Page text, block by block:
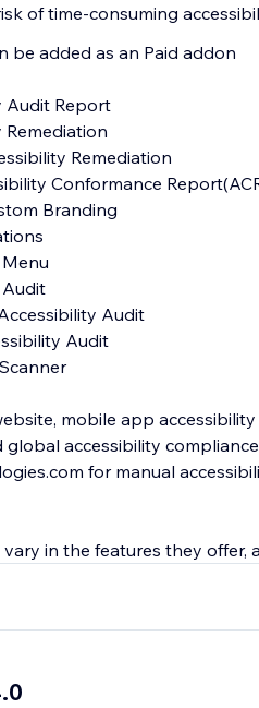
of time-consuming
be added as an Paid addon
mobile app accessibility
global accessibility
for manual
in the features they offer,